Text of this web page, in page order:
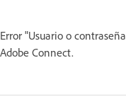
Error "Usuario o
Adobe Connect.